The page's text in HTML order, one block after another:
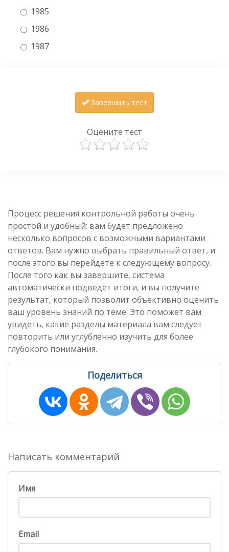
1985
1986
1987
Завершить тест
Оцените тест
Процесс решения контрольной работы очень
простой и удобный: вам будет предложено
несколько вопросов с возможными вариантами
ответов. Вам нужно выбрать правильный ответ, и
после этого вы перейдете к следующему вопросу.
После того как вы завершите, система
автоматически подведет итоги, и вы получите
результат, который позволит объективно оценить
ваш уровень знаний по теме. Это поможет вам
увидеть, какие разделы материала вам следует
повторить или углубленно изучить для более
глубокого понимания.
Поделиться
Написать комментарий
Имя
Email